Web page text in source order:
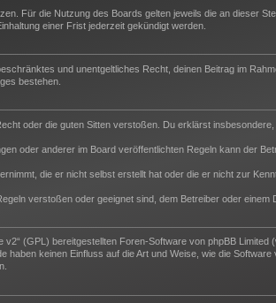
Für die Nutzung des Boards gelten jeweils die an dieser
einer Frist jederzeit gekündigt werden.
und unentgeltliches Recht, deinen Beitrag im
bestehen.
oder die guten Sitten verstoßen. Du erklärst
oder anderer im Board veröffentlichten Regeln kann der
die er nicht selbst erstellt hat oder die er nicht zur
verstoßen oder geeignet sind, dem Betreiber oder einem
v2“ (GPL) bereitgestellten Foren-Software von phpBB
keinen Einfluss auf die Art und Weise, wie die